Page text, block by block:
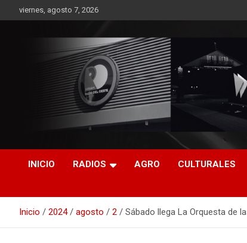
al
viernes, agosto 7, 2026
RO CONTENIDOS
INICIO RADIOS AGRO CULTURALES
Inicio 2024 agosto 2 Sábado llega La Orquesta de